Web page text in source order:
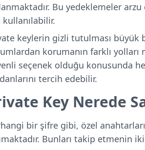
Bu yedeklemeler
kullanılabilir.
keylerin gizli tutulması büyük
korumanın farklı yolları
seçenek olduğu konusunda
tercih edebilir.
Key Nerede
bir şifre gibi, özel
Bunları takip etmenin